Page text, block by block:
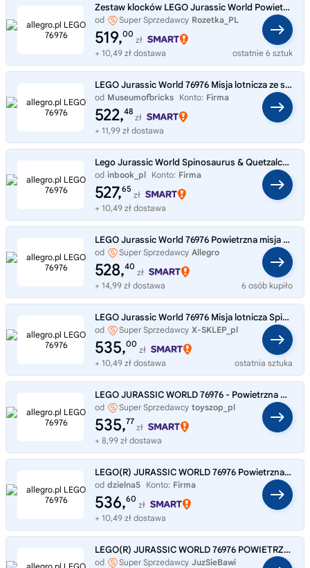
Zestaw klocków LEGO Jurassic World Powietrzna 76976
od Super Sprzedawcy Rozetka_PL
519,00
zł
+ 10,49 zł dostawa
ostatnie 6 sztuk
LEGO Jurassic World 76976 Misja lotnicza ze spinozaurem i quetzalcoatlem
od Museumofbricks Konto: Firma
522,48
zł
+ 11,99 zł dostawa
Lego Jurassic World Spinosaurus & Quetzalcoatlus Air Mission 76976
od inbook_pl Konto: Firma
527,65
zł
+ 10,49 zł dostawa
LEGO Jurassic World 76976 Powietrzna misja z kecalkoatlem i spinozaurem
od Super Sprzedawcy Allegro
528,40
zł
+ 14,99 zł dostawa
6 osób kupiło
LEGO Jurassic World 76976 Misja lotnicza Spinosaurus i Quetzalcoatl
od Super Sprzedawcy X-SKLEP_pl
535,00
zł
+ 10,49 zł dostawa
ostatnia sztuka
LEGO JURASSIC WORLD 76976 - Powietrzna misja z kecalkoatlem i spinozaurem
od Super Sprzedawcy toyszop_pl
535,77
zł
+ 8,99 zł dostawa
LEGO(R) JURASSIC WORLD 76976 Powietrzna misja z keca
od dzielna5 Konto: Firma
536,60
zł
+ 10,49 zł dostawa
LEGO(R) JURASSIC WORLD 76976 POWIETRZNA MISJA Z KECA
od Super Sprzedawcy JuzSieBawi